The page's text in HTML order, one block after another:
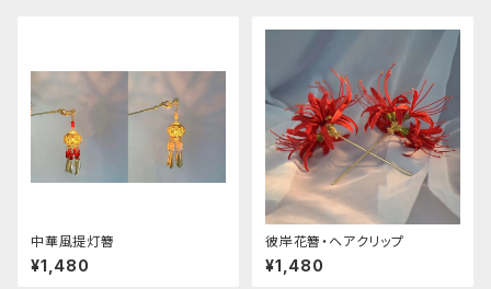
中華風提灯簪
¥1,480
彼岸花簪・ヘアクリップ
¥1,480